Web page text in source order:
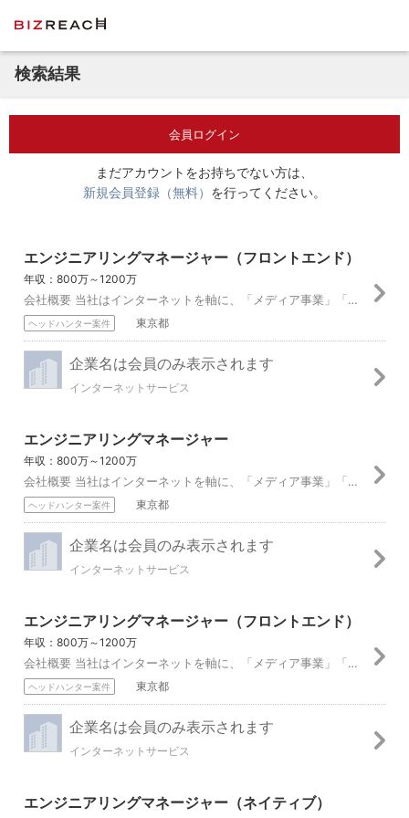
検索結果
会員ログイン
まだアカウントをお持ちでない方は、
新規会員登録（無料） を行ってください。
エンジニアリングマネージャー（フロントエンド）
年収：800万～1200万
会社概要 当社はインターネットを軸に、「メディア事業」「インターネット広告事業」「ゲーム事業」と主に3つの事業を展開しています。 中でもメディア事業では、世の...
ヘッドハンター案件 東京都
企業名は会員のみ表示されます
インターネットサービス
エンジニアリングマネージャー
年収：800万～1200万
会社概要 当社はインターネットを軸に、「メディア事業」「インターネット広告事業」「ゲーム事業」と主に3つの事業を展開しています。 中でもメディア事業では、世の...
ヘッドハンター案件 東京都
企業名は会員のみ表示されます
インターネットサービス
エンジニアリングマネージャー（フロントエンド）
年収：800万～1200万
会社概要 当社はインターネットを軸に、「メディア事業」「インターネット広告事業」「ゲーム事業」と主に3つの事業を展開しています。 中でもメディア事業では、世の...
ヘッドハンター案件 東京都
企業名は会員のみ表示されます
インターネットサービス
エンジニアリングマネージャー（ネイティブ）